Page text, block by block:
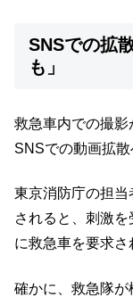
SNSでの拡
も」
救急車内での撮影
SNSでの動画拡散
東京消防庁の担
されると、刺激
に救急車を要求さ
確かに、救急隊